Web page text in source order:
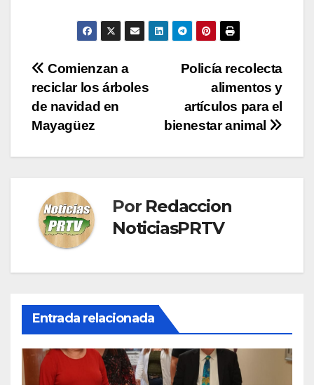
Navegación
de
entradas
Policía recolecta
alimentos y
artículos para el
bienestar animal
Comienzan a
reciclar los árboles
de navidad en
Mayagüez
Por Redaccion
NoticiasPRTV
Entrada relacionada